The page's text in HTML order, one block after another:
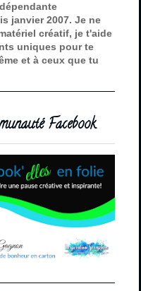
janvier 2007. Je ne
créatif, je t'aide
uniques pour te
et à ceux que tu
Facebook